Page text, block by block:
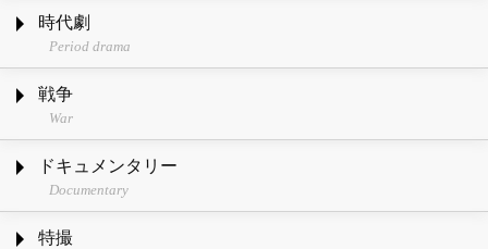
時代劇
Period drama
戦争
War
ドキュメンタリー
Documentary
特撮